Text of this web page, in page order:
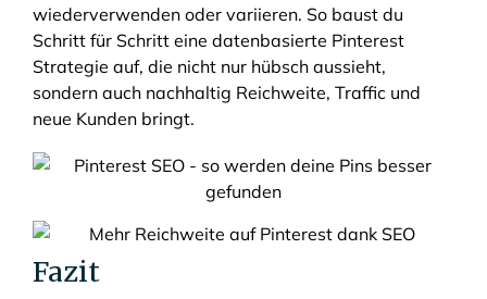
wiederverwenden oder variieren. So baust du
Schritt für Schritt eine datenbasierte Pinterest
Strategie auf, die nicht nur hübsch aussieht,
sondern auch nachhaltig Reichweite, Traffic und
neue Kunden bringt.
Fazit